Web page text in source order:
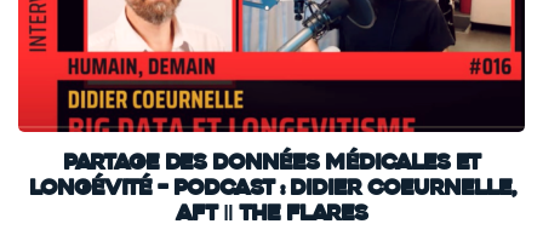
Partage des données médicales et
longévité – PODCAST : Didier Coeurnelle,
AFT ‖ THE FLARES